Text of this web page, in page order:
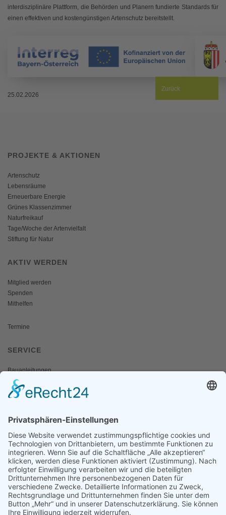
interdisziplinäre Plattform, die Behörden und Planern fundierte Standards für
einen effektiven und kostengünstigen Artenschutz bereitstellt.
25.02.2026
Zurück
PROJEKTE & AKTIONEN
Artenschutz
Lebensräume
Erneuerbare Energie
Grünes Klassenzimmer
Naturfreikauf
Tage/Woche der Artenvielfalt
Stiftung für Natur
AKTIV WERDEN
Mitglied werden
Spenden
Mithelfen
Termine
SERVICE
Bauanleitungen
Schulangebote
Shop
MEDIEN & PRESSE
Informationsfalter
Informativ
Otternet
natur & land
Presse
ÜBER UNS